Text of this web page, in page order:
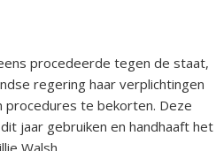
procedeerde tegen de staat,
regering haar verplichtingen
procedures te bekorten. Deze
jaar gebruiken en handhaaft het
Walsh.